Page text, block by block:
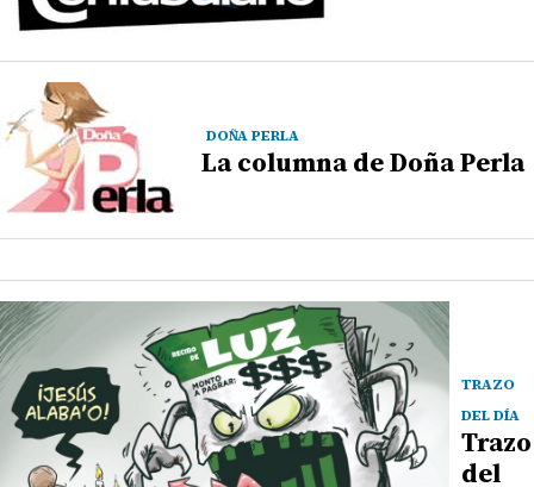
DOÑA PERLA
La columna de Doña Perla
TRAZO
DEL DÍA
Trazo
del